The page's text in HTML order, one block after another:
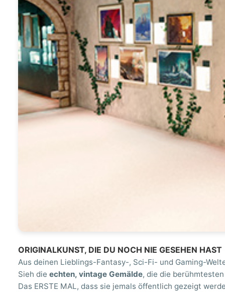
ORIGINALKUNST, DIE DU NOCH NIE GESEHEN HAST
Aus deinen Lieblings-Fantasy-, Sci-Fi- und Gaming-
Sieh die echten, vintage Gemälde, die die
Das ERSTE MAL, dass sie jemals öffentlich gezeigt